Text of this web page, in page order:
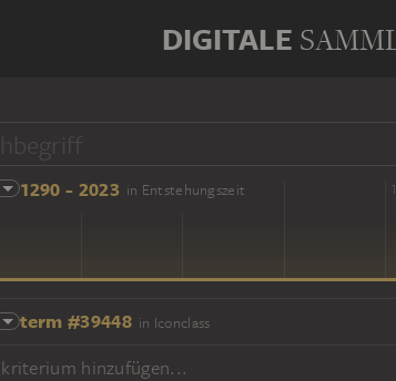
DIGITALE
1290 - 2023 in Entstehungszeit
16 Jhd
term #39448 in Iconclass
hinzufügen...